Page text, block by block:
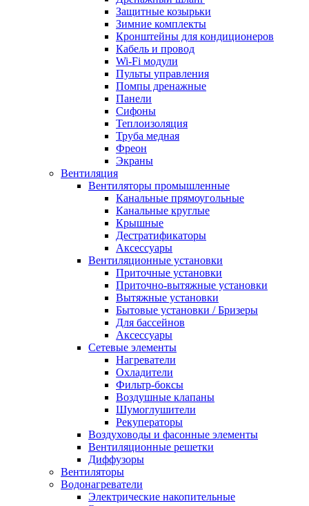
Защитные козырьки
Зимние комплекты
Кронштейны для кондиционеров
Кабель и провод
Wi-Fi модули
Пульты управления
Помпы дренажные
Панели
Сифоны
Теплоизоляция
Труба медная
Фреон
Экраны
Вентиляция
Вентиляторы промышленные
Канальные прямоугольные
Канальные круглые
Крышные
Дестратификаторы
Аксессуары
Вентиляционные установки
Приточные установки
Приточно-вытяжные установки
Вытяжные установки
Бытовые установки / Бризеры
Для бассейнов
Аксессуары
Сетевые элементы
Нагреватели
Охладители
Фильтр-боксы
Воздушные клапаны
Шумоглушители
Рекуператоры
Воздуховоды и фасонные элементы
Вентиляционные решетки
Диффузоры
Вентиляторы
Водонагреватели
Электрические накопительные